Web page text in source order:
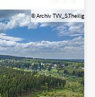
© Archiv TVV_S.Theilig